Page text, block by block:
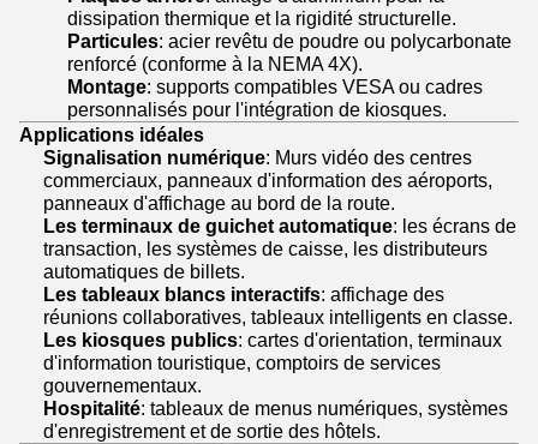
dissipation thermique et la rigidité structurelle.
Particules: acier revêtu de poudre ou polycarbonate
renforcé (conforme à la NEMA 4X).
Montage: supports compatibles VESA ou cadres
personnalisés pour l'intégration de kiosques.
Applications idéales
Signalisation numérique: Murs vidéo des centres
commerciaux, panneaux d'information des aéroports,
panneaux d'affichage au bord de la route.
Les terminaux de guichet automatique: les écrans de
transaction, les systèmes de caisse, les distributeurs
automatiques de billets.
Les tableaux blancs interactifs: affichage des
réunions collaboratives, tableaux intelligents en classe.
Les kiosques publics: cartes d'orientation, terminaux
d'information touristique, comptoirs de services
gouvernementaux.
Hospitalité: tableaux de menus numériques, systèmes
d'enregistrement et de sortie des hôtels.